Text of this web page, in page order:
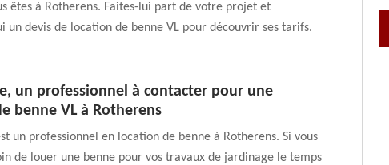
êtes à Rotherens. Faites-lui part de votre projet et
un devis de location de benne VL pour découvrir ses tarifs.
un professionnel à contacter pour une
benne VL à Rotherens
un professionnel en location de benne à Rotherens. Si vous
de louer une benne pour vos travaux de jardinage le temps